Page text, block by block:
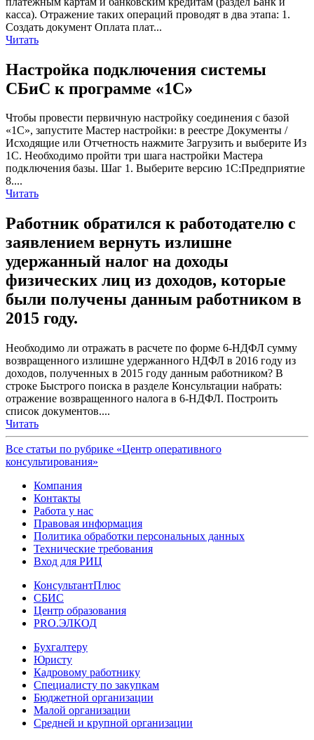
касса). Отражение таких операций проводят в два этапа: 1.
Создать документ Оплата плат...
Читать
Настройка подключения системы
СБиС к программе «1С»
Чтобы провести первичную настройку соединения с базой
«1С», запустите Мастер настройки: в реестре Документы /
Исходящие или Отчетность нажмите Загрузить и выберите Из
1С. Необходимо пройти три шага настройки Мастера
подключения базы. Шаг 1. Выберите версию 1С:Предприятие
8....
Читать
Работник обратился к работодателю с
заявлением вернуть излишне
удержанный налог на доходы
физических лиц из доходов, которые
были получены данным работником в
2015 году.
Необходимо ли отражать в расчете по форме 6-НДФЛ сумму
возвращенного излишне удержанного НДФЛ в 2016 году из
доходов, полученных в 2015 году данным работником? В
строке Быстрого поиска в разделе Консультации набрать:
отражение возвращенного налога в 6-НДФЛ. Построить
список документов....
Читать
Все статьи по рубрике «Центр оперативного
консультирования»
Компания
Контакты
Работа у нас
Правовая информация
Политика обработки персональных данных
Технические требования
Вход для РИЦ
КонсультантПлюс
СБИС
Центр образования
PRO.ЭЛКОД
Бухгалтеру
Юристу
Кадровому работнику
Специалисту по закупкам
Бюджетной организации
Малой организации
Средней и крупной организации